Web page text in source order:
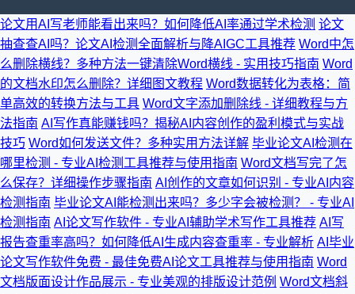
论文用AI写老师能看出来吗？如何降低AI率通过学术检测 论文
抽查查AI吗？论文AI检测全面解析与降AIGC工具推荐 Word中怎
么删除横线？多种方法一键清除Word横线 - 实用技巧指南 Word
的文档水印怎么删除？详细图文教程 Word数据转化为表格：简
单高效的转换方法与工具 Word文字添加删除线 - 详细教程与方
法指南 AI写作真能赚钱吗？揭秘AI内容创作的盈利模式与实战
技巧 Word如何发送文件？多种实用方法详解 毕业论文AI检测在
哪里检测 - 专业AI检测工具推荐与使用指南 Word文档写完了怎
么保存？详细操作步骤指南 AI创作的文章如何识别 - 专业AI内容
检测指南 毕业论文AI能检测出来吗？多少字会被检测？ - 专业AI
检测指南 AI论文写作软件 - 专业AI辅助学术写作工具推荐 AI写
报告查重率高吗？如何降低AI生成内容查重率 - 专业解析 AI毕业
论文写作软件免费 - 最佳免费AI论文工具推荐与使用指南 Word
文档版面设计作品展示 - 专业美观的排版设计范例 Word文档斜